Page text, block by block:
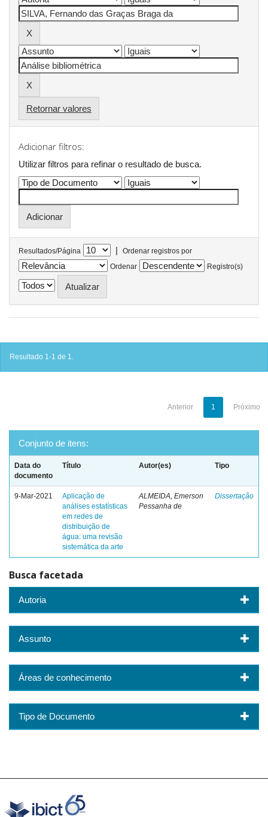
Retornar valores
Adicionar filtros:
Utilizar filtros para refinar o resultado de busca.
Resultados/Página |
Ordenar registros por
Ordenar
Registro(s)
Resultado 1-1 de 1.
Anterior 1 Próximo
Conjunto de itens:
Data do
documento
Título Autor(es) Tipo
9-Mar-2021
Aplicação de
análises estatísticas
em redes de
distribuição de
água: uma revisão
sistemática da arte
ALMEIDA, Emerson
Pessanha de
Dissertação
Busca facetada
Autoria
Assunto
Áreas de conhecimento
Tipo de Documento